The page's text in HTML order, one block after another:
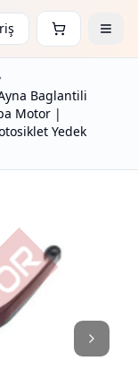
Baglantili
Motor |
Yedek